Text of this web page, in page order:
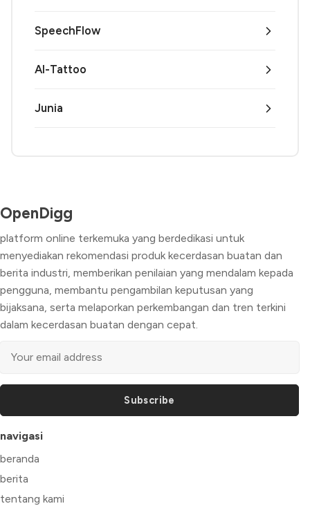
SpeechFlow
AI-Tattoo
Junia
OpenDigg
platform online terkemuka yang berdedikasi untuk
menyediakan rekomendasi produk kecerdasan buatan dan
berita industri, memberikan penilaian yang mendalam kepada
pengguna, membantu pengambilan keputusan yang
bijaksana, serta melaporkan perkembangan dan tren terkini
dalam kecerdasan buatan dengan cepat.
Subscribe
navigasi
beranda
berita
tentang kami